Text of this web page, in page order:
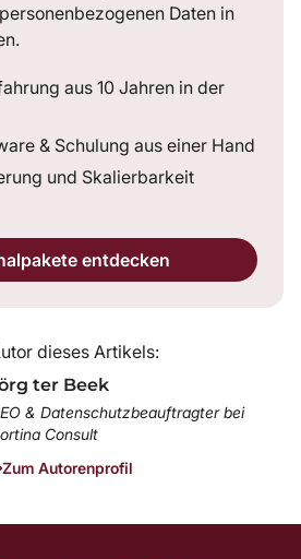
Daten in
aus 10 Jahren in der
& Schulung aus einer Hand
und Skalierbarkeit
entdecken
dieses Artikels:
ter Beek
& Datenschutzbeauftragter bei
Consult
Zum Autorenprofil